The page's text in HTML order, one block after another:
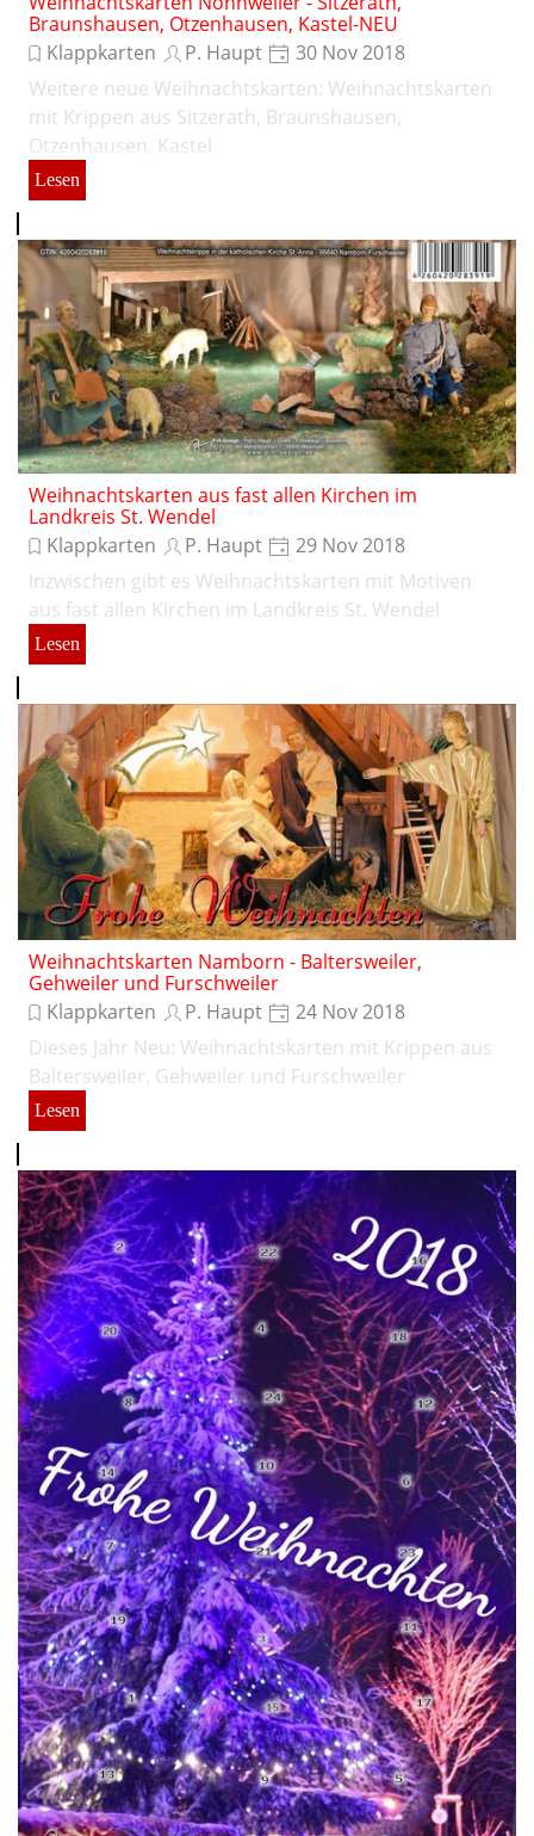
Braunshausen, Otzenhausen, Kastel-NEU
Klappkarten
P. Haupt
30 Nov 2018
Weitere neue Weihnachtskarten: Weihnachtskarten
mit Krippen aus Sitzerath, Braunshausen,
Otzenhausen, Kastel
Lesen
Weihnachtskarten aus fast allen Kirchen im
Landkreis St. Wendel
Klappkarten
P. Haupt
29 Nov 2018
Inzwischen gibt es Weihnachtskarten mit Motiven
aus fast allen Kirchen im Landkreis St. Wendel
Lesen
Weihnachtskarten Namborn - Baltersweiler,
Gehweiler und Furschweiler
Klappkarten
P. Haupt
24 Nov 2018
Dieses Jahr Neu: Weihnachtskarten mit Krippen aus
Baltersweiler, Gehweiler und Furschweiler
Lesen